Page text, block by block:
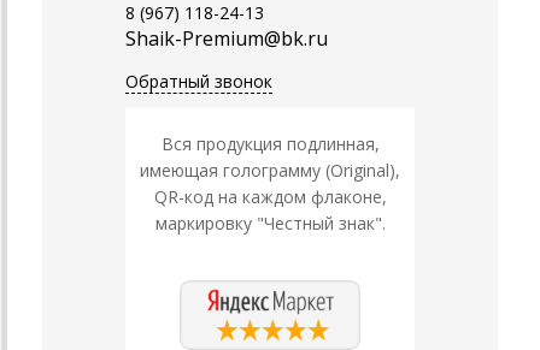
8 (967) 118-24-13
Shaik-Premium@bk.ru
Обратный звонок
Вся продукция подлинная,
имеющая голограмму (Original),
QR-код на каждом флаконе,
маркировку "Честный знак".